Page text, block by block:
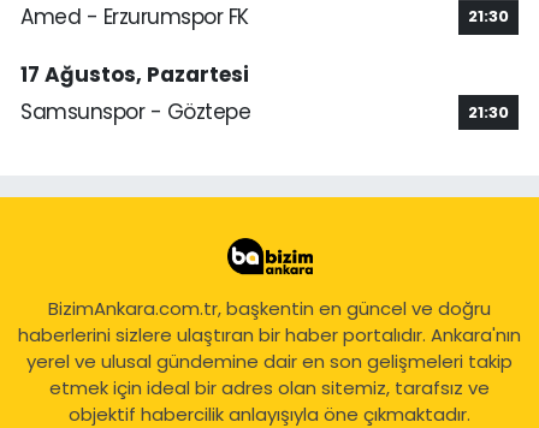
Amed - Erzurumspor FK 21:30
17 Ağustos, Pazartesi
Samsunspor - Göztepe
21:30
BizimAnkara.com.tr, başkentin en güncel ve doğru
haberlerini sizlere ulaştıran bir haber portalıdır. Ankara'nın
yerel ve ulusal gündemine dair en son gelişmeleri takip
etmek için ideal bir adres olan sitemiz, tarafsız ve
objektif habercilik anlayışıyla öne çıkmaktadır.